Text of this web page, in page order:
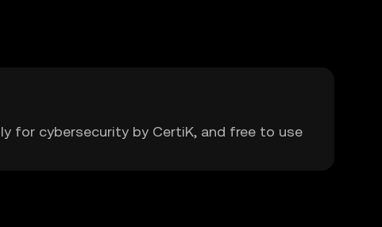
for cybersecurity by CertiK, and free to use